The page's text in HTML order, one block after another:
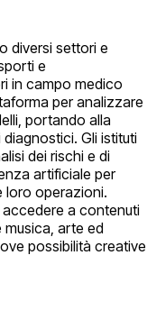
diversi settori e
e
in campo medico
per analizzare
portando alla
Gli istituti
dei rischi e di
artificiale per
loro operazioni.
a contenuti
musica, arte ed
possibilità creative